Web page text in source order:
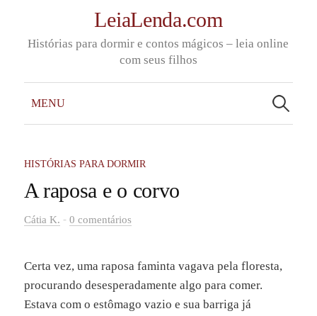
content
LeiaLenda.com
Histórias para dormir e contos mágicos – leia online
com seus filhos
MENU
por:
HISTÓRIAS PARA DORMIR
A raposa e o corvo
Cátia K. - 0 comentários
Certa vez, uma raposa faminta vagava pela floresta,
procurando desesperadamente algo para comer.
Estava com o estômago vazio e sua barriga já